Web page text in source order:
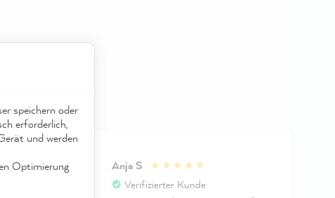
Anja S
Verifizierter Kunde
speichern oder
erforderlich,
und werden
Optimierung